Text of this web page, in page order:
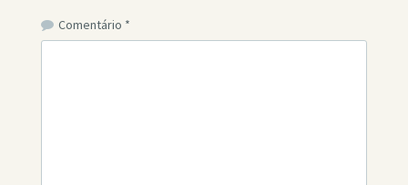
Comentário *